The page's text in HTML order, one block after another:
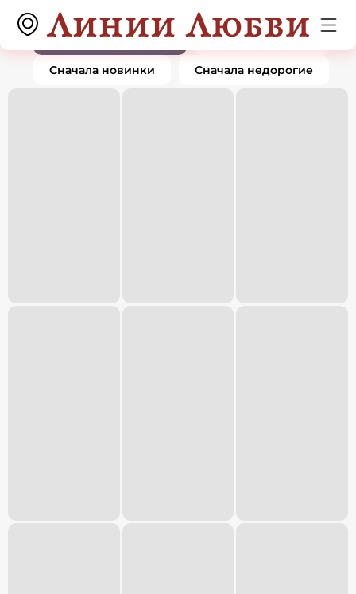
Подвески и кулоны0 товаров
По популярности
Сначала дорогие
Сначала новинки Сначала недорогие